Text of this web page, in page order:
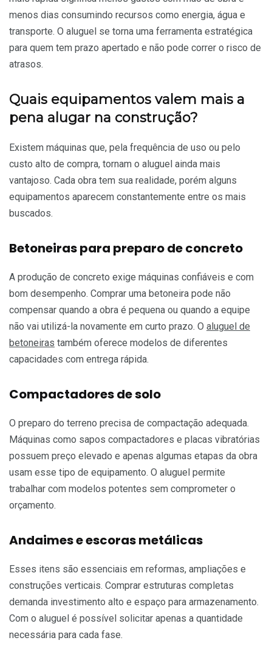
menos dias consumindo recursos como energia, água e
transporte. O aluguel se torna uma ferramenta estratégica
para quem tem prazo apertado e não pode correr o risco de
atrasos.
Quais equipamentos valem mais a
pena alugar na construção?
Existem máquinas que, pela frequência de uso ou pelo
custo alto de compra, tornam o aluguel ainda mais
vantajoso. Cada obra tem sua realidade, porém alguns
equipamentos aparecem constantemente entre os mais
buscados.
Betoneiras para preparo de concreto
A produção de concreto exige máquinas confiáveis e com
bom desempenho. Comprar uma betoneira pode não
compensar quando a obra é pequena ou quando a equipe
não vai utilizá-la novamente em curto prazo. O aluguel de
betoneiras também oferece modelos de diferentes
capacidades com entrega rápida.
Compactadores de solo
O preparo do terreno precisa de compactação adequada.
Máquinas como sapos compactadores e placas vibratórias
possuem preço elevado e apenas algumas etapas da obra
usam esse tipo de equipamento. O aluguel permite
trabalhar com modelos potentes sem comprometer o
orçamento.
Andaimes e escoras metálicas
Esses itens são essenciais em reformas, ampliações e
construções verticais. Comprar estruturas completas
demanda investimento alto e espaço para armazenamento.
Com o aluguel é possível solicitar apenas a quantidade
necessária para cada fase.